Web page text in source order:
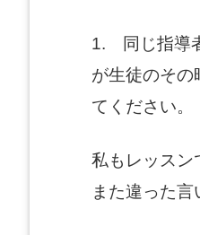
1. 同じ指導
が生徒のその
てください。
私もレッスン
また違った言